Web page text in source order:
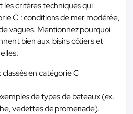
les critères techniques qui
C : conditions de mer modérée,
vagues. Mentionnez pourquoi
bien aux loisirs côtiers et
classés en catégorie C
de types de bateaux (ex.
vedettes de promenade).